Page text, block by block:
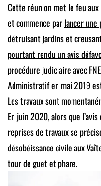
Cette réunion met le feu aux
et commence parlancer
détruisant jardins et
pourtant rendu un avis
procédure judiciaire avec
Administratifen mai 2019
Les travaux sont
En juin 2020, alors que
reprises de travaux se
désobéissance civile aux
tour de guet et phare.